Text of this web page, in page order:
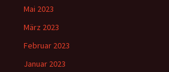
Mai 2023
März 2023
Februar 2023
Januar 2023